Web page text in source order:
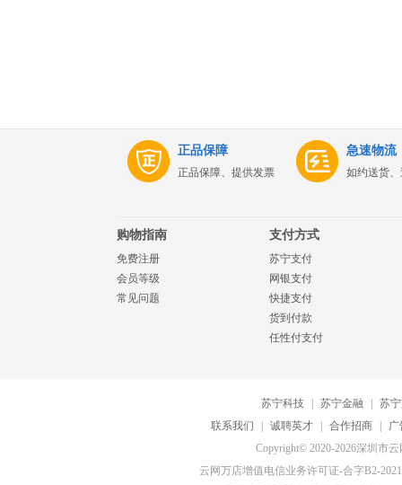
正品保障
正品保障、提供发票
急速物流
如约送货
购物指南
免费注册
会员等级
常见问题
支付方式
苏宁支付
网银支付
快捷支付
货到付款
任性付支付
苏宁科技 苏宁金融
苏
联系我们
诚聘英才 合作招商
广
Copyright© 2020-2026深圳市
云网万店增值电信业务许可证-合字B2-